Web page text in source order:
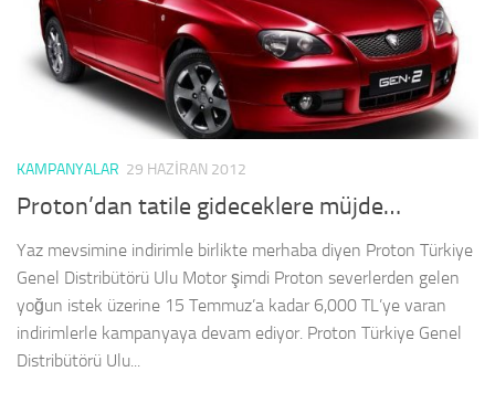
KAMPANYALAR 29 HAZIRAN 2012
Proton’dan tatile gideceklere müjde…
Yaz mevsimine indirimle birlikte merhaba diyen Proton Türkiye
Genel Distribütörü Ulu Motor şimdi Proton severlerden gelen
yoğun istek üzerine 15 Temmuz’a kadar 6,000 TL’ye varan
indirimlerle kampanyaya devam ediyor. Proton Türkiye Genel
Distribütörü Ulu...